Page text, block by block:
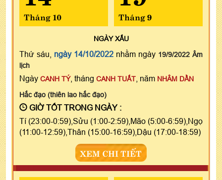
Tháng 10 Tháng 9
NGÀYXẤU
Thứ sáu, ngày 14/10/2022 nhằm ngày 19/9/2022 Âm
lịch
Ngày CANH TÝ, tháng CANH TUẤT , năm NHÂM DẦN
Hắc đạo (thiên lao hắc đạo)
GIỜ TỐT TRONG NGÀY :
Tí (23:00-0:59),Sửu (1:00-2:59),Mão (5:00-6:59),Ngọ
(11:00-12:59),Thân (15:00-16:59),Dậu (17:00-18:59)
XEM CHI TIẾT